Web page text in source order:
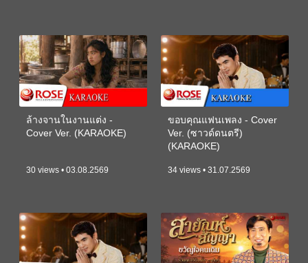
ล้างจานในงานแต่ง -
Cover Ver. (KARAOKE)
30 views • 03.08.2569
ขอบคุณแฟนเพลง - Cover
Ver. (ซาวด์ดนตรี)
(KARAOKE)
34 views • 31.07.2569